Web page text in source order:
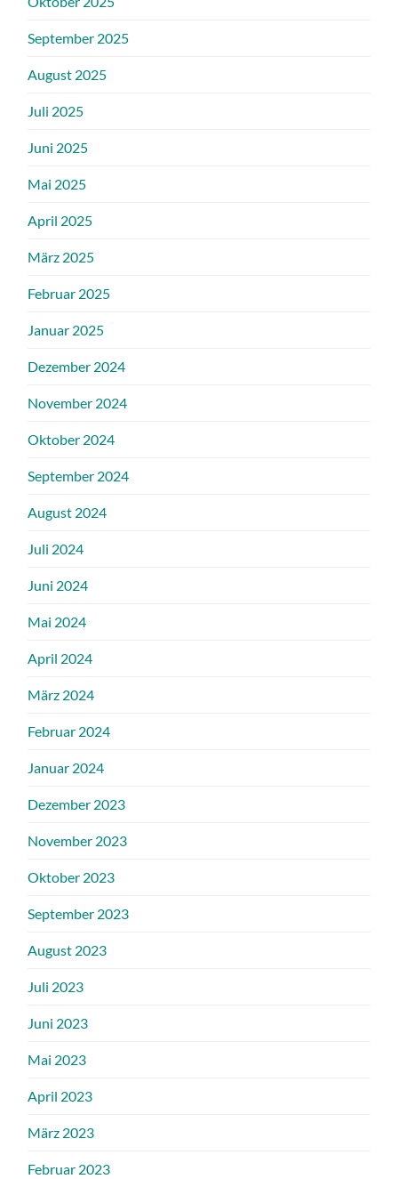
September 2025
August 2025
Juli 2025
Juni 2025
Mai 2025
April 2025
März 2025
Februar 2025
Januar 2025
Dezember 2024
November 2024
Oktober 2024
September 2024
August 2024
Juli 2024
Juni 2024
Mai 2024
April 2024
März 2024
Februar 2024
Januar 2024
Dezember 2023
November 2023
Oktober 2023
September 2023
August 2023
Juli 2023
Juni 2023
Mai 2023
April 2023
März 2023
Februar 2023